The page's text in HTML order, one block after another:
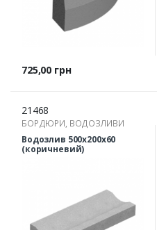
Ціна
725,00 грн
21468
БОРДЮРИ, ВОДОЗЛИВИ
Водозлив 500х200х60
(коричневий)